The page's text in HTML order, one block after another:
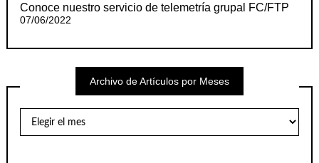
Conoce nuestro servicio de telemetría grupal FC/FTP
07/06/2022
Archivo de Artículos por Meses
Artículos